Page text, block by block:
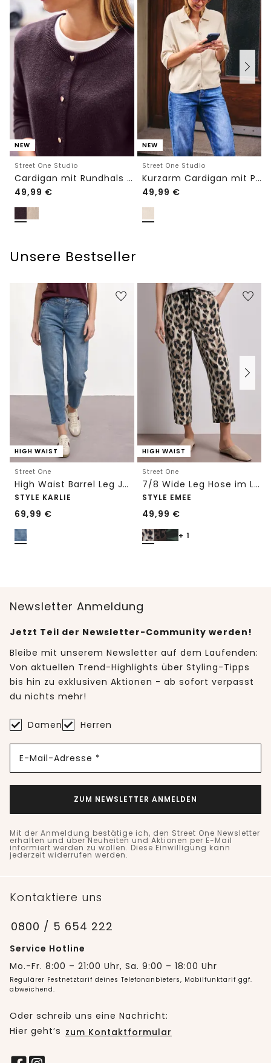
NEW
Street One Studio
Cardigan mit Rundhals und Knöpfen
49,99 €
NEW
Street One Studio
Kurzarm Cardigan mit Polokragen
49,99 €
Unsere Bestseller
HIGH WAIST
Street One
High Waist Barrel Leg Jeans im Loose Fit
STYLE KARLIE
69,99 €
HIGH WAIST
Street One
7/8 Wide Leg Hose im Loose Fit mit Print
STYLE EMEE
49,99 €
+ 1
Newsletter Anmeldung
Jetzt Teil der Newsletter-Community werden!
Bleibe mit unserem Newsletter auf dem Laufenden:
Von aktuellen Trend-Highlights über Styling-Tipps
bis hin zu exklusiven Aktionen - ab sofort verpasst
du nichts mehr!
Damen Herren
E-Mail-Adresse *
ZUM NEWSLETTER ANMELDEN
Mit der Anmeldung bestätige ich, den Street One Newsletter
erhalten und über Neuheiten und Aktionen per E-Mail
informiert werden zu wollen. Diese Einwilligung kann
jederzeit widerrufen werden.
Kontaktiere uns
0800 / 5 654 222
Service Hotline
Mo.-Fr. 8:00 – 21:00 Uhr, Sa. 9:00 – 18:00 Uhr
Regulärer Festnetztarif deines Telefonanbieters, Mobilfunktarif ggf.
abweichend.
Oder schreib uns eine Nachricht:
Hier geht’s zum Kontaktformular